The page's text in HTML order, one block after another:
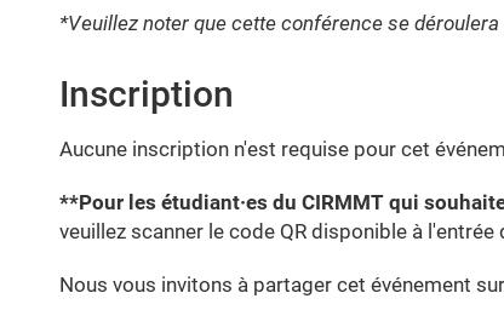
*Veuillez noter que cette conférence se déroulera
Inscription
Aucune inscription n'est requise pour cet
**Pour les étudiant·es du CIRMMT qui
veuillez scanner le code QR disponible à l'entrée
Nous vous invitons à partager cet événement